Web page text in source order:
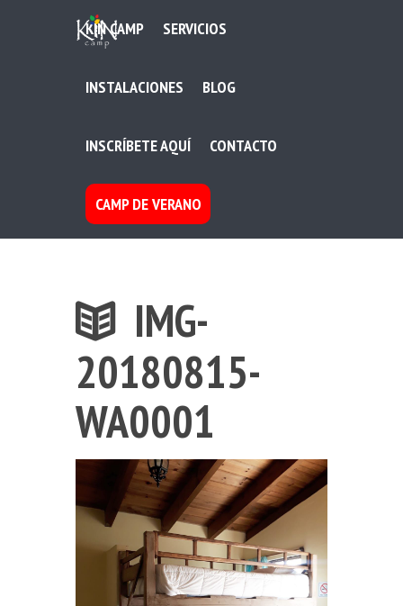
KIN CAMP SERVICIOS
INSTALACIONES BLOG
INSCRÍBETE AQUÍ CONTACTO
CAMP DE VERANO
IMG-
20180815-
WA0001